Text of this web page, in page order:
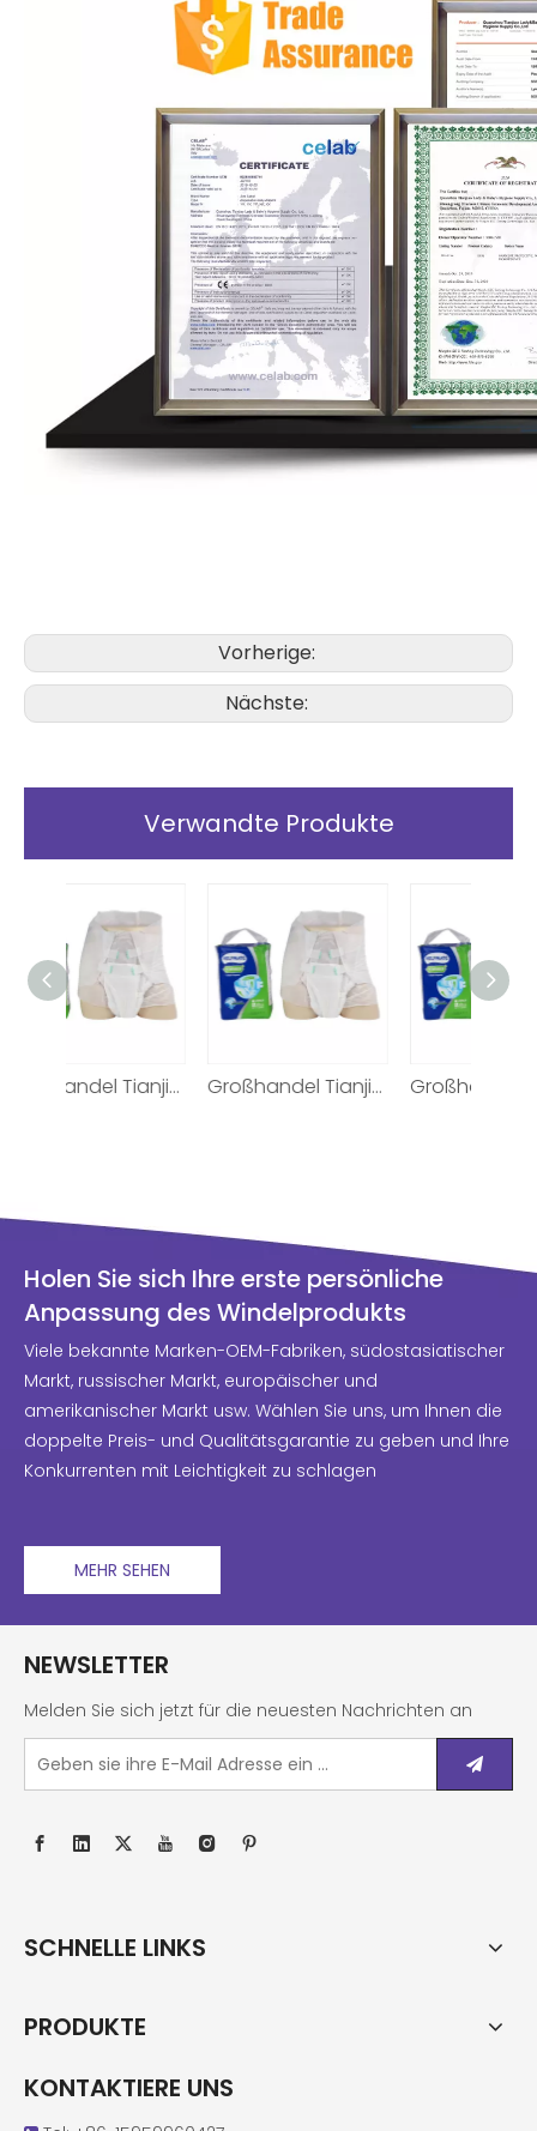
Vorherige:
Nächste:
Verwandte Produkte
Großhandel Tianjiao Pull Up Windel für Erwachsene, individuelle Windelwindeln für ältere Menschen Großhandel Tianjiao Pull Up Windel für Erwachsene, individuelle Windelwindeln für ältere Menschen
Holen Sie sich Ihre erste persönliche
Anpassung des Windelprodukts
Viele bekannte Marken-OEM-Fabriken, südostasiatischer
Markt, russischer Markt, europäischer und
amerikanischer Markt usw. Wählen Sie uns, um Ihnen die
doppelte Preis- und Qualitätsgarantie zu geben und Ihre
Konkurrenten mit Leichtigkeit zu schlagen
MEHR SEHEN
NEWSLETTER
Melden Sie sich jetzt für die neuesten Nachrichten an
SCHNELLE LINKS
PRODUKTE
KONTAKTIERE UNS